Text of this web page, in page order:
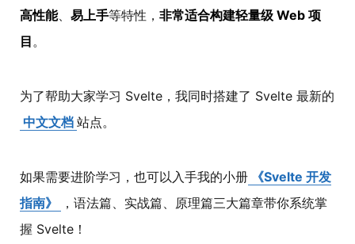
高性能、 易上手等特性， 非常适合构建轻量级 Web 项
目 。
为了帮助大家学习 Svelte，我同时搭建了 Svelte 最新的
中文文档 站点。
如果需要进阶学习，也可以入手我的小册
《Svelte 开发
指南》
，语法篇、实战篇、原理篇三大篇章带你系统掌
握 Svelte！